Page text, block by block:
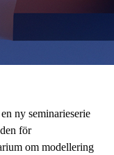
ny seminarieserie
för
om modellering